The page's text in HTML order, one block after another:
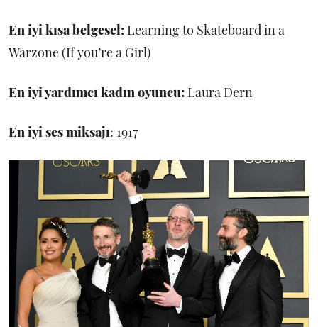
En iyi kısa belgesel: Learning to Skateboard in a
Warzone (If you’re a Girl)
En iyi yardımcı kadın oyuncu: Laura Dern
En iyi ses miksajı: 1917